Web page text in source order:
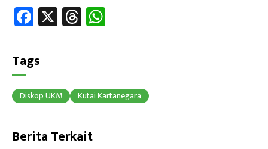
Fa
ce
b
o
ok
X T
hr
p
p
Tags
Diskop UKM Kutai Kartanegara
Berita Terkait